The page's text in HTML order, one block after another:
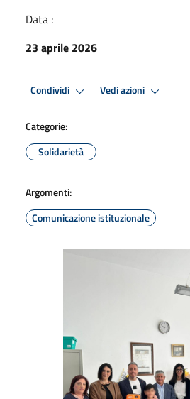
Data :
23 aprile 2026
Condividi Vedi azioni
Categorie:
Solidarietà
Argomenti:
Comunicazione istituzionale